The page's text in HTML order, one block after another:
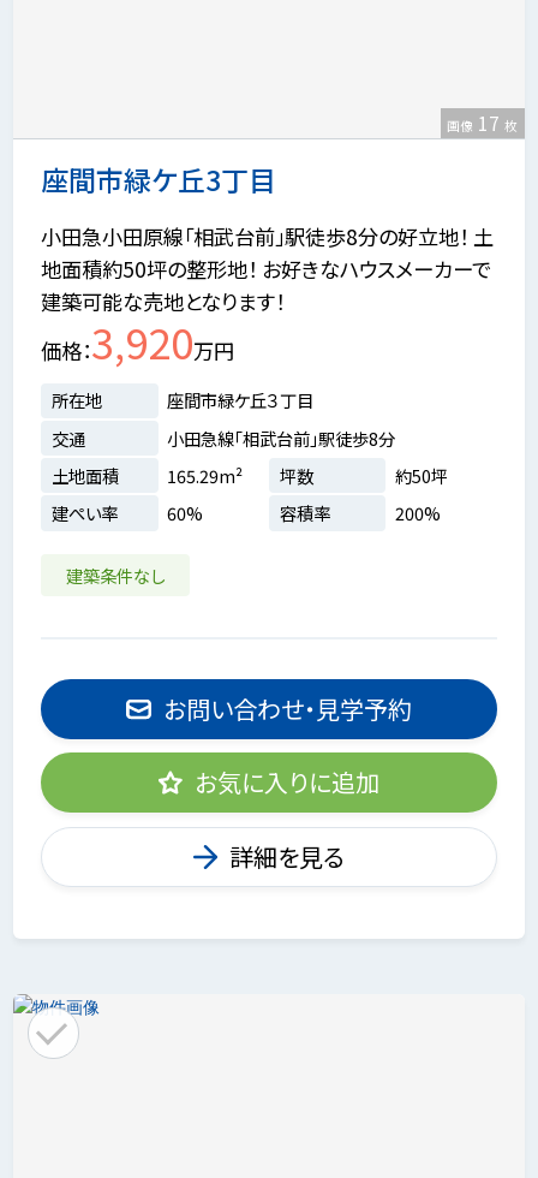
座間市緑ケ丘3丁目
画像 17 枚
小田急小田原線「相武台前」駅徒歩8分の好立地！ 土
地面積約50坪の整形地！ お好きなハウスメーカーで
建築可能な売地となります！
価格 3,920万円
所在地
座間市緑ケ丘３丁目
交通
小田急線「相武台前」駅徒歩8分
土地面積
165.29m² 坪数
約50坪
建ぺい率
60% 容積率 200%
建築条件なし
お問い合わせ・見学予約
お気に入りに追加
詳細を見る